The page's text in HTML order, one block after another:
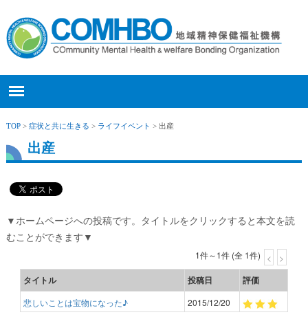
TOP> 症状と共に生きる > ライフイベント > 出産
出産
▼ホームページへの投稿です。タイトルをクリックすると本文を読
むことができます▼